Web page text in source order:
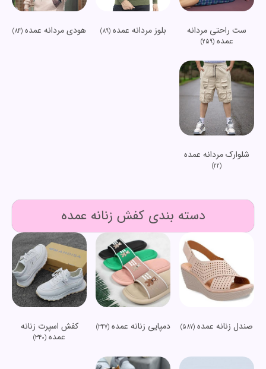
ست راحتی مردانه
عمده(259)
بلوز مردانه عمده(89) هودی مردانه عمده (84)
شلوارک مردانه عمده
(22)
دسته بندی کفش زنانه عمده
صندل زنانه عمده (587) دمپایی زنانه عمده(347)
کفش اسپرت زنانه
عمده (340)